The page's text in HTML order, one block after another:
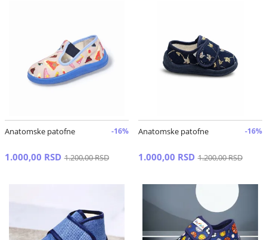
Anatomske patofne -16%
1.000,00 RSD 1.200,00 RSD
Anatomske patofne -16%
1.000,00 RSD 1.200,00 RSD